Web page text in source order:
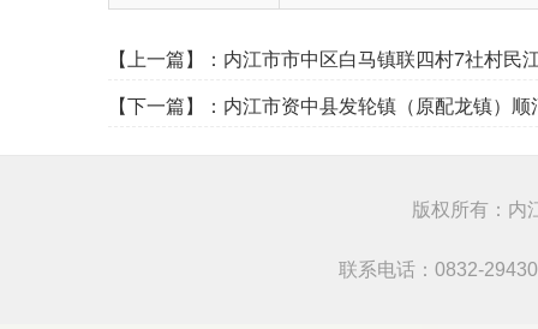
【上一篇】： 内江市市中区白马镇联四村7社村民
【下一篇】： 内江市资中县发轮镇（原配龙镇）
版权所有：
联系电话：0832-